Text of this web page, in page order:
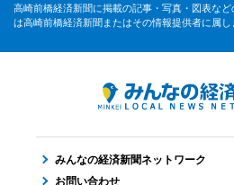
高崎前橋経済新聞に掲載の記事・写真・図表な
は高崎前橋経済新聞またはその情報提供者に属し
みんなの経済新聞ネットワーク
お問い合わせ